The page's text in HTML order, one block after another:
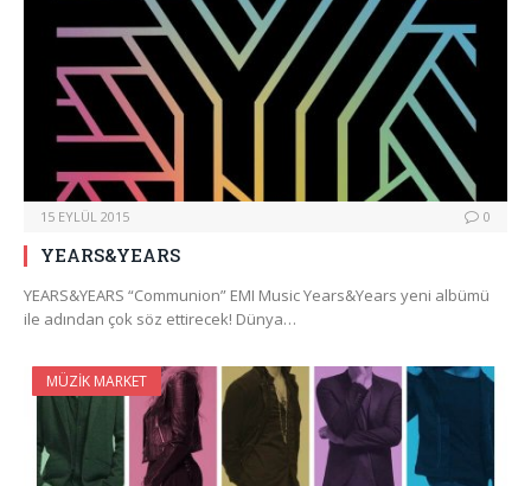
15 EYLÜL 2015 0
YEARS&YEARS
YEARS&YEARS “Communion” EMI Music Years&Years yeni albümü
ile adından çok söz ettirecek! Dünya…
MÜZIK MARKET